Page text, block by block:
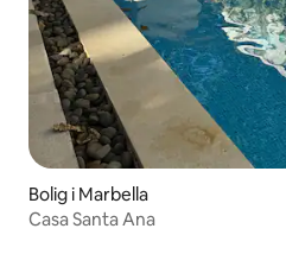
Bolig i Marbella
Casa Santa Ana